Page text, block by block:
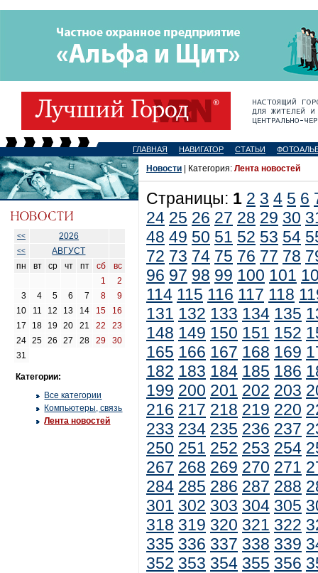
ГЛАВНАЯ НАВИГАТОР СТАТЬИ
<< 2026
<<
АВГУСТ
пн
вт ср чт пт сб
вс
1
2
3
4 5 6 7 8
9
10
11 12 13 14 15
16
17
18 19 20 21 22
23
24
25 26 27 28 29
30
31
Категории:
Все категории
Компьютеры, связь
Лента новостей
Новости | Категория: Лента новостей
Страницы: 1 2 3 4 5 6
24 25 26 27 28 29 30
48 49 50 51 52 53 54
72 73 74 75 76 77 78
96 97 98 99 100 101
114 115 116 117 118
131 132 133 134 135
148 149 150 151 152
165 166 167 168 169
182 183 184 185 186
199 200 201 202 203
216 217 218 219 220
233 234 235 236 237
250 251 252 253 254
267 268 269 270 271
284 285 286 287 288
301 302 303 304 305
318 319 320 321 322
335 336 337 338 339
352 353 354 355 356